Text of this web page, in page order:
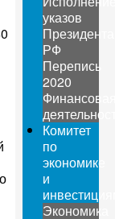
указов
Президента
РФ
Перепись
2020
Комитет
по
экономике
и
Экономика